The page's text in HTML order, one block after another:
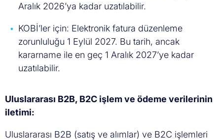
Aralık 2026’ya kadar uzatılabilir.
KOBİ’ler için: Elektronik fatura düzenleme
zorunluluğu 1 Eylül 2027. Bu tarih, ancak
kararname ile en geç 1 Aralık 2027’ye kadar
uzatılabilir.
Uluslararası B2B, B2C işlem ve ödeme verilerinin
iletimi:
Uluslararası B2B (satış ve alımlar) ve B2C işlemleri